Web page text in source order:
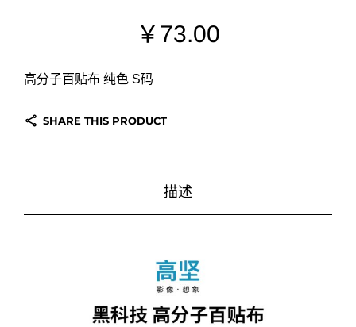
￥73.00
高分子百贴布 纯色 S码
SHARE THIS PRODUCT
描述